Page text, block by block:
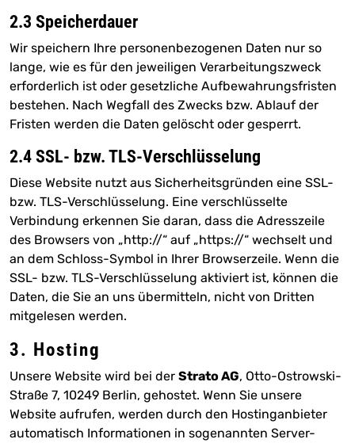
2.3 Speicherdauer
Wir speichern Ihre personenbezogenen Daten nur so
lange, wie es für den jeweiligen Verarbeitungszweck
erforderlich ist oder gesetzliche Aufbewahrungsfristen
bestehen. Nach Wegfall des Zwecks bzw. Ablauf der
Fristen werden die Daten gelöscht oder gesperrt.
2.4 SSL- bzw. TLS-Verschlüsselung
Diese Website nutzt aus Sicherheitsgründen eine SSL-
bzw. TLS-Verschlüsselung. Eine verschlüsselte
Verbindung erkennen Sie daran, dass die Adresszeile
des Browsers von „http://“ auf „https://“ wechselt und
an dem Schloss-Symbol in Ihrer Browserzeile. Wenn die
SSL- bzw. TLS-Verschlüsselung aktiviert ist, können die
Daten, die Sie an uns übermitteln, nicht von Dritten
mitgelesen werden.
3. Hosting
Unsere Website wird bei der Strato AG, Otto-Ostrowski-
Straße 7, 10249 Berlin, gehostet. Wenn Sie unsere
Website aufrufen, werden durch den Hostinganbieter
automatisch Informationen in sogenannten Server-